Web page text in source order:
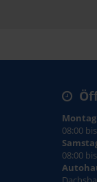
08:00
08:00